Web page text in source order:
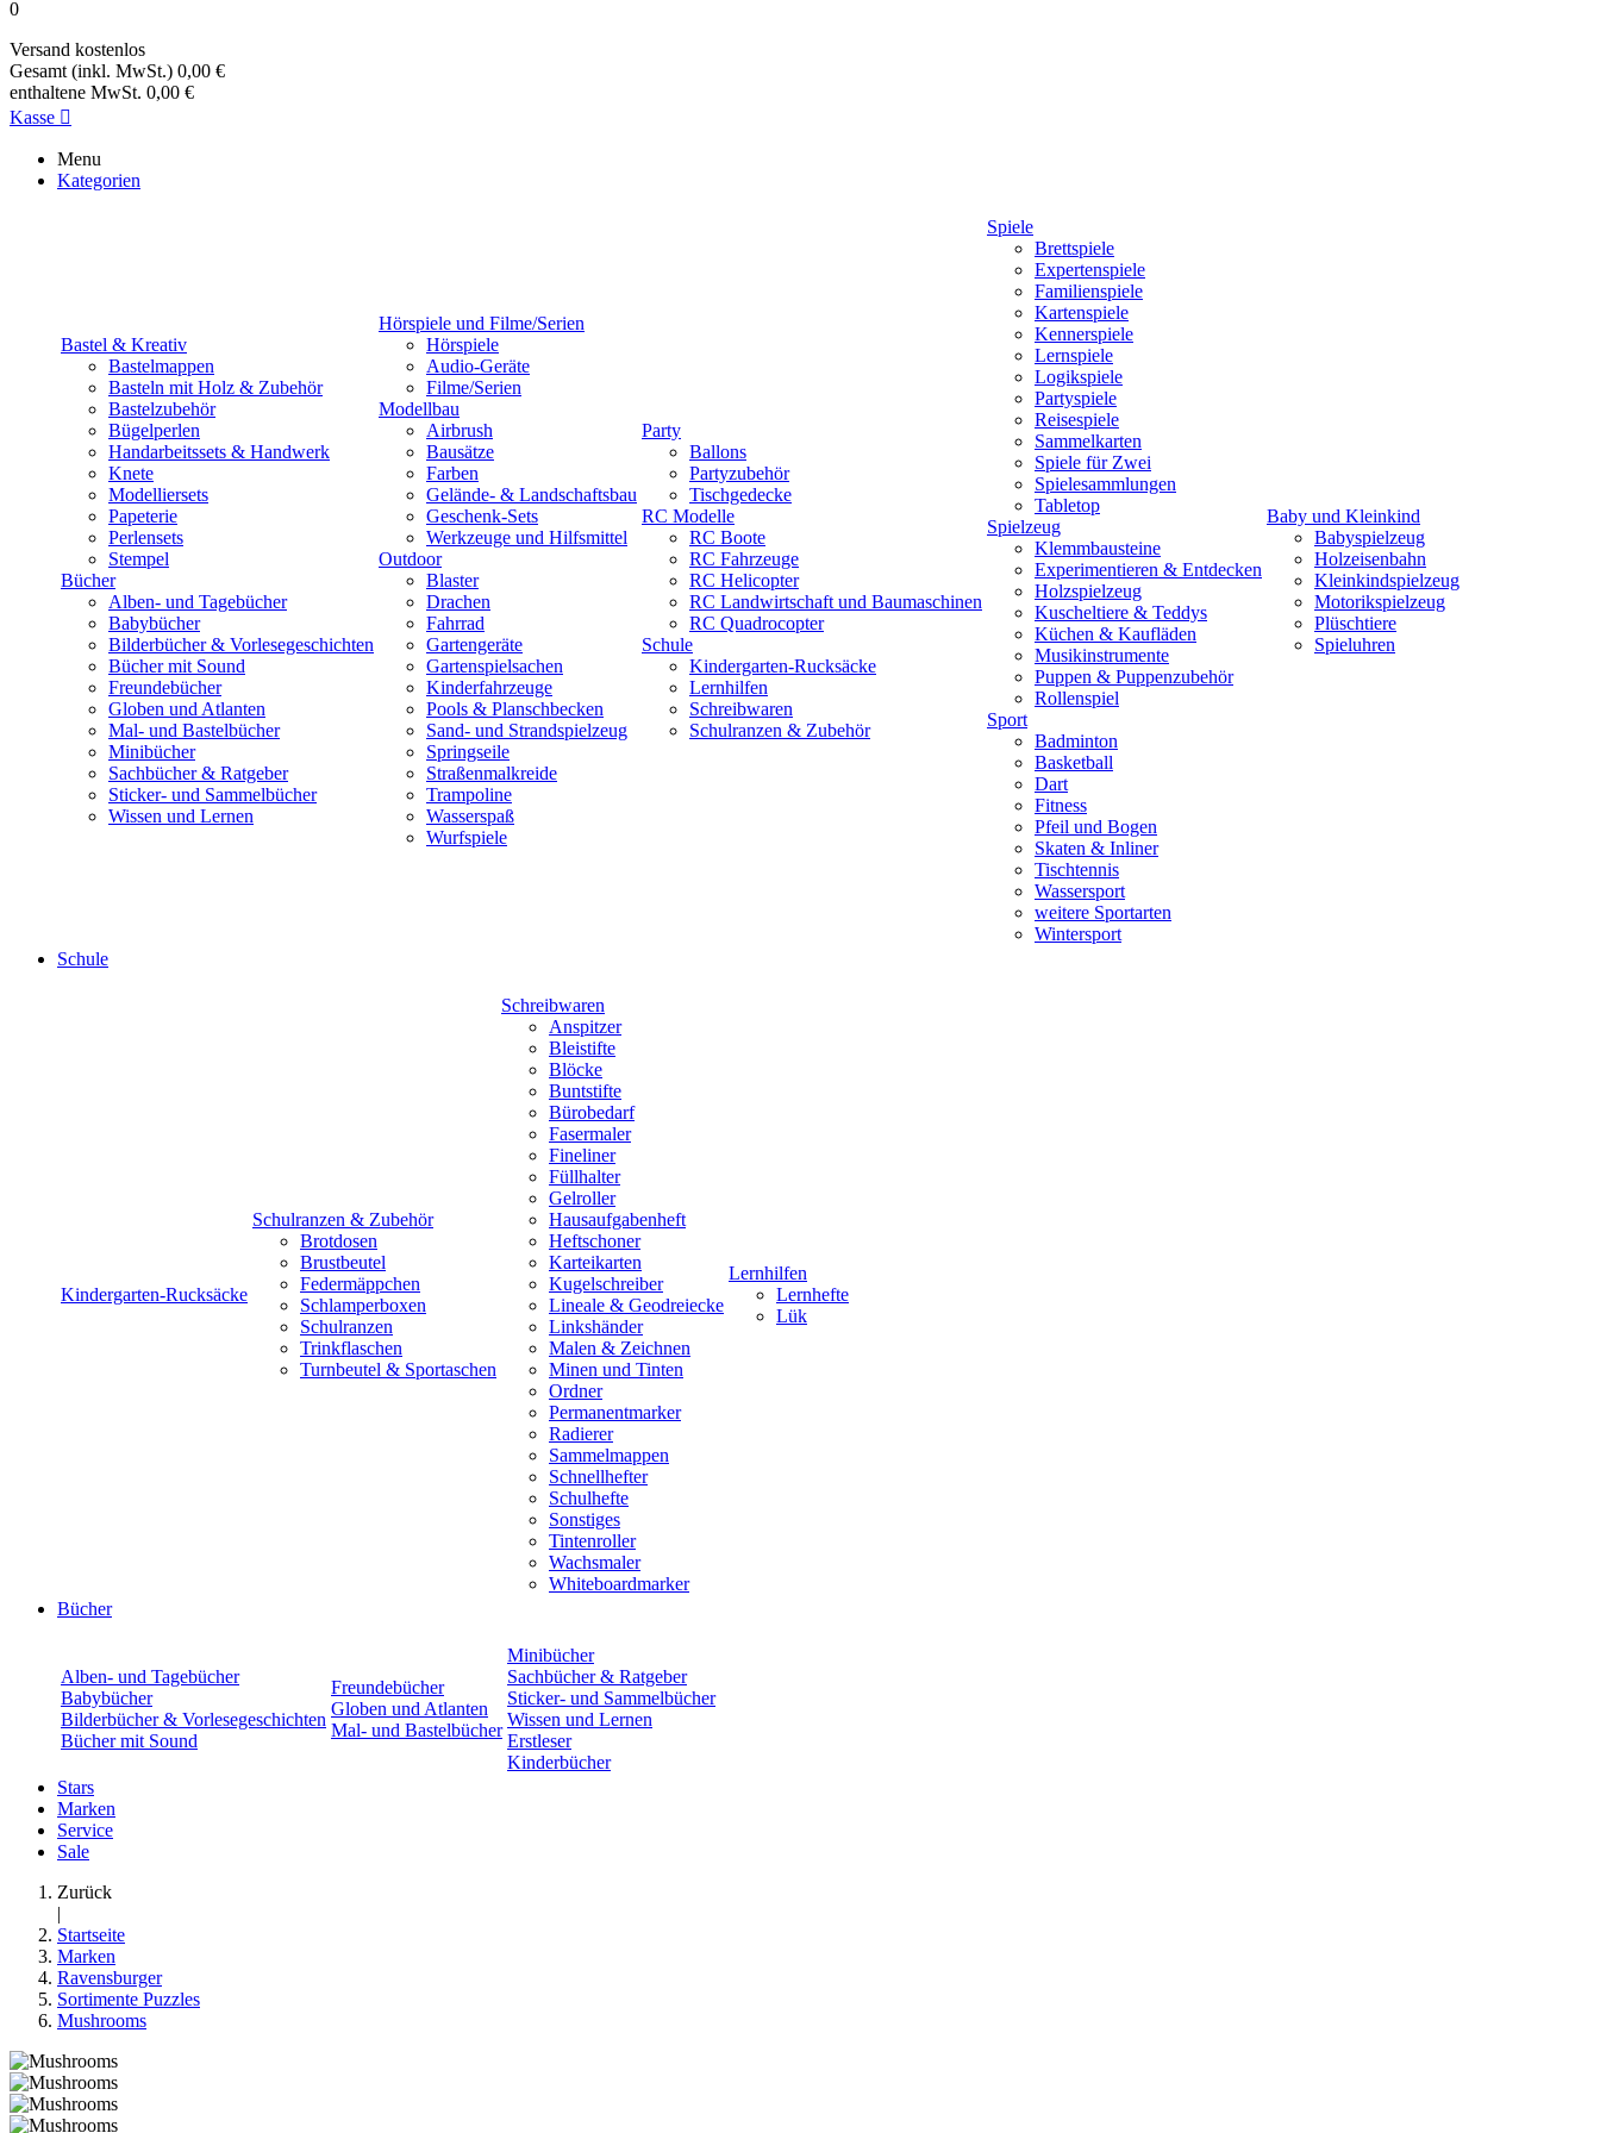
0
Versand kostenlos
Gesamt (inkl. MwSt.) 0,00 €
enthaltene MwSt. 0,00 €
Kasse 
Menu
Kategorien
Bastel & Kreativ
Bastelmappen
Basteln mit Holz & Zubehör
Bastelzubehör
Bügelperlen
Handarbeitssets & Handwerk
Knete
Modelliersets
Papeterie
Perlensets
Stempel
Bücher
Alben- und Tagebücher
Babybücher
Bilderbücher & Vorlesegeschichten
Bücher mit Sound
Freundebücher
Globen und Atlanten
Mal- und Bastelbücher
Minibücher
Sachbücher & Ratgeber
Sticker- und Sammelbücher
Wissen und Lernen
Hörspiele und Filme/Serien
Hörspiele
Audio-Geräte
Filme/Serien
Modellbau
Airbrush
Bausätze
Farben
Gelände- & Landschaftsbau
Geschenk-Sets
Werkzeuge und Hilfsmittel
Outdoor
Blaster
Drachen
Fahrrad
Gartengeräte
Gartenspielsachen
Kinderfahrzeuge
Pools & Planschbecken
Sand- und Strandspielzeug
Springseile
Straßenmalkreide
Trampoline
Wasserspaß
Wurfspiele
Party
Ballons
Partyzubehör
Tischgedecke
RC Modelle
RC Boote
RC Fahrzeuge
RC Helicopter
RC Landwirtschaft und Baumaschinen
RC Quadrocopter
Schule
Kindergarten-Rucksäcke
Lernhilfen
Schreibwaren
Schulranzen & Zubehör
Spiele
Brettspiele
Expertenspiele
Familienspiele
Kartenspiele
Kennerspiele
Lernspiele
Logikspiele
Partyspiele
Reisespiele
Sammelkarten
Spiele für Zwei
Spielesammlungen
Tabletop
Spielzeug
Klemmbausteine
Experimentieren & Entdecken
Holzspielzeug
Kuscheltiere & Teddys
Küchen & Kaufläden
Musikinstrumente
Puppen & Puppenzubehör
Rollenspiel
Sport
Badminton
Basketball
Dart
Fitness
Pfeil und Bogen
Skaten & Inliner
Tischtennis
Wassersport
weitere Sportarten
Wintersport
Baby und Kleinkind
Babyspielzeug
Holzeisenbahn
Kleinkindspielzeug
Motorikspielzeug
Plüschtiere
Spieluhren
Schule
Kindergarten-Rucksäcke
Schulranzen & Zubehör
Brotdosen
Brustbeutel
Federmäppchen
Schlamperboxen
Schulranzen
Trinkflaschen
Turnbeutel & Sportaschen
Schreibwaren
Anspitzer
Bleistifte
Blöcke
Buntstifte
Bürobedarf
Fasermaler
Fineliner
Füllhalter
Gelroller
Hausaufgabenheft
Heftschoner
Karteikarten
Kugelschreiber
Lineale & Geodreiecke
Linkshänder
Malen & Zeichnen
Minen und Tinten
Ordner
Permanentmarker
Radierer
Sammelmappen
Schnellhefter
Schulhefte
Sonstiges
Tintenroller
Wachsmaler
Whiteboardmarker
Lernhilfen
Lernhefte
Lük
Bücher
Alben- und Tagebücher
Babybücher
Bilderbücher & Vorlesegeschichten
Bücher mit Sound
Freundebücher
Globen und Atlanten
Mal- und Bastelbücher
Minibücher
Sachbücher & Ratgeber
Sticker- und Sammelbücher
Wissen und Lernen
Erstleser
Kinderbücher
Stars
Marken
Service
Sale
Zurück
|
Startseite
Marken
Ravensburger
Sortimente Puzzles
Mushrooms